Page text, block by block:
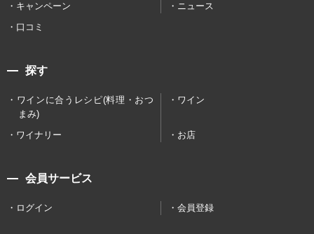
キャンペーン
ニュース
口コミ
探す
ワインに合うレシピ(料理・おつ
まみ)
ワイン
ワイナリー お店
会員サービス
ログイン 会員登録